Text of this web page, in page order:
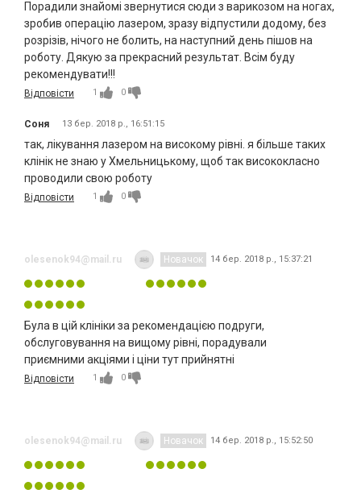
Порадили знайомі звернутися сюди з варикозом на ногах,
зробив операцію лазером, зразу відпустили додому, без
розрізів, нічого не болить, на наступний день пішов на
роботу. Дякую за прекрасний результат. Всім буду
рекомендувати!!!
Відповісти 1 0
Соня 13 бер. 2018 р., 16:51:15
так, лікування лазером на високому рівні. я більше таких
клінік не знаю у Хмельницькому, щоб так висококласно
проводили свою роботу
Відповісти 1 0
olesenok94@mail.ru Новачок 14 бер. 2018 р., 15:37:21
Була в цій клініки за рекомендацією подруги,
обслуговування на вищому рівні, порадували
приємними акціями і ціни тут прийнятні
Відповісти 1 0
olesenok94@mail.ru Новачок 14 бер. 2018 р., 15:52:50